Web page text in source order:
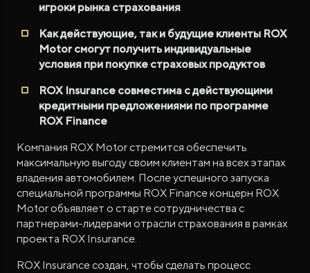
игроки рынка страхования
Как действующие, так и будущие клиенты ROX
Motor смогут получить индивидуальные
условия при покупке страховых продуктов
ROX Insurance совместима с действующими
кредитными предложениями по программе
ROX Finance
Компания ROX Motor стремится обеспечить
максимальную выгоду своим клиентам на всех этапах
владения автомобилем. После успешного запуска
специальной программы ROX Finance концерн ROX
Motor объявляет о старте сотрудничества с
партнерами-лидерами отрасли страхования в рамках
проекта ROX Insurance.
ROX Insurance создан, чтобы сделать процесс